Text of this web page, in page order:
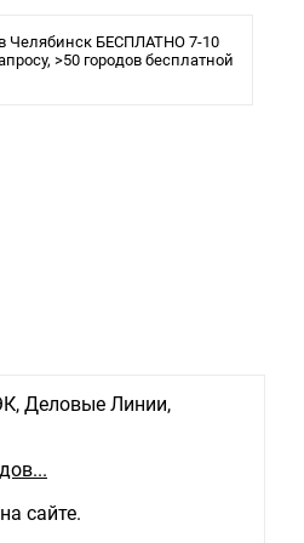
Челябинск БЕСПЛАТНО 7-10
>50 городов бесплатной
Деловые Линии,
сайте.